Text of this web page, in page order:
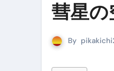
彗星の
By